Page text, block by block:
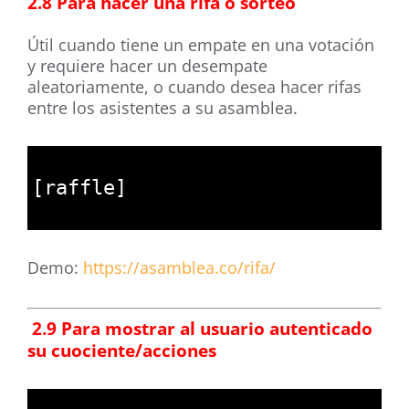
Útil cuando tiene un empate en una votación
y requiere hacer un desempate
aleatoriamente, o cuando desea hacer rifas
entre los asistentes a su asamblea.
[ raffle]
Demo: https://asamblea.co/rifa/
2.9 Para mostrar al usuario autenticado
su cuociente/acciones